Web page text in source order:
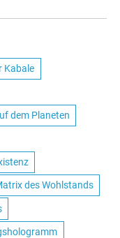
Kabale
dem Planeten
des Wohlstands